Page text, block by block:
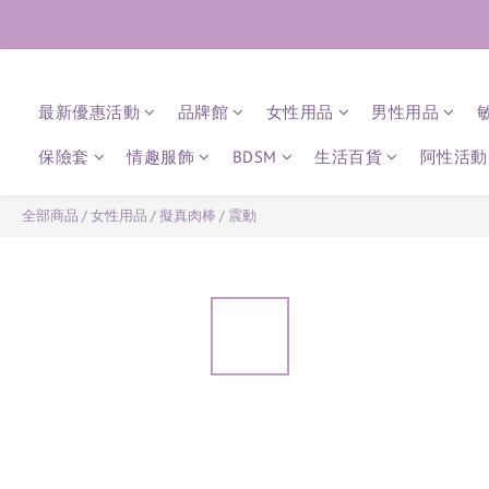
最新優惠活動 品牌館 女性用品 男性用品
保險套 情趣服飾 BDSM 生活百貨 阿性活
全部商品 /女性用品 /擬真肉棒 / 震動